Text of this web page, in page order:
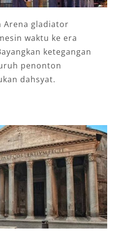
Arena gladiator
waktu ke era
ketegangan
penonton
dahsyat.